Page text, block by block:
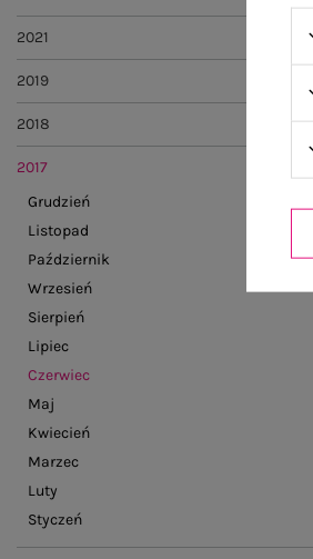
2021
2019
2018
2017
Grudzień
Listopad
Październik
Wrzesień
Sierpień
Lipiec
Czerwiec
Maj
Kwiecień
Marzec
Luty
Styczeń